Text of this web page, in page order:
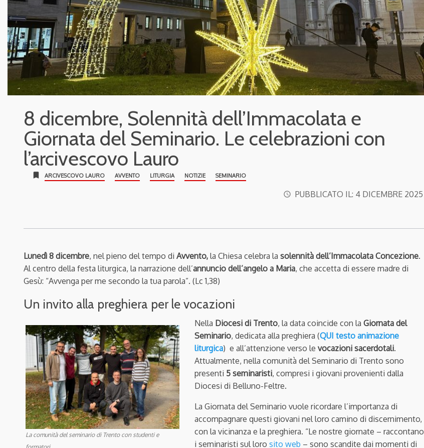
8 dicembre, Solennità dell’Immacolata e
Giornata del Seminario. Le celebrazioni con
l’arcivescovo Lauro
bookmark ARCIVESCOVO LAURO AVVENTO LITURGIA NOTIZIE SEMINARIO
access_time PUBBLICATO IL: 4 DICEMBRE 2025
Lunedì 8 dicembre, nel pieno del tempo di Avvento, la Chiesa celebra la solennità dell’Immacolata Concezione.
Al centro della festa liturgica, la narrazione dell’annuncio dell’angelo a Maria, che accetta di essere madre di
Gesù: “Avvenga per me secondo la tua parola”. (Lc 1,38)
Un invito alla preghiera per le vocazioni
La comunità del seminario di Trento con studenti e
Nella Diocesi di Trento, la data coincide con la Giornata del
Seminario, dedicata alla preghiera (QUI testo animazione
liturgica) e all’attenzione verso le vocazioni sacerdotali.
Attualmente, nella comunità del Seminario di Trento sono
presenti 5 seminaristi, compresi i giovani provenienti dalla
Diocesi di Belluno-Feltre.
La Giornata del Seminario vuole ricordare l’importanza di
accompagnare questi giovani nel loro camino di discernimento,
con la vicinanza e la preghiera. “Le nostre giornate – raccontano
i seminaristi sul loro sito web – sono scandite dai momenti di